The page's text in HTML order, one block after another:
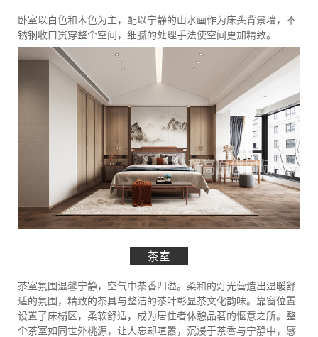
卧室以白色和木色为主，配以宁静的山水画作为床头背景墙，不
锈钢收口贯穿整个空间，细腻的处理手法使空间更加精致。
茶室
茶室氛围温馨宁静，空气中茶香四溢。柔和的灯光营造出温暖舒
适的氛围，精致的茶具与整洁的茶叶彰显茶文化韵味。靠窗位置
设置了床榻区，柔软舒适，成为居住者休憩品茗的惬意之所。整
个茶室如同世外桃源，让人忘却喧嚣，沉浸于茶香与宁静中，感